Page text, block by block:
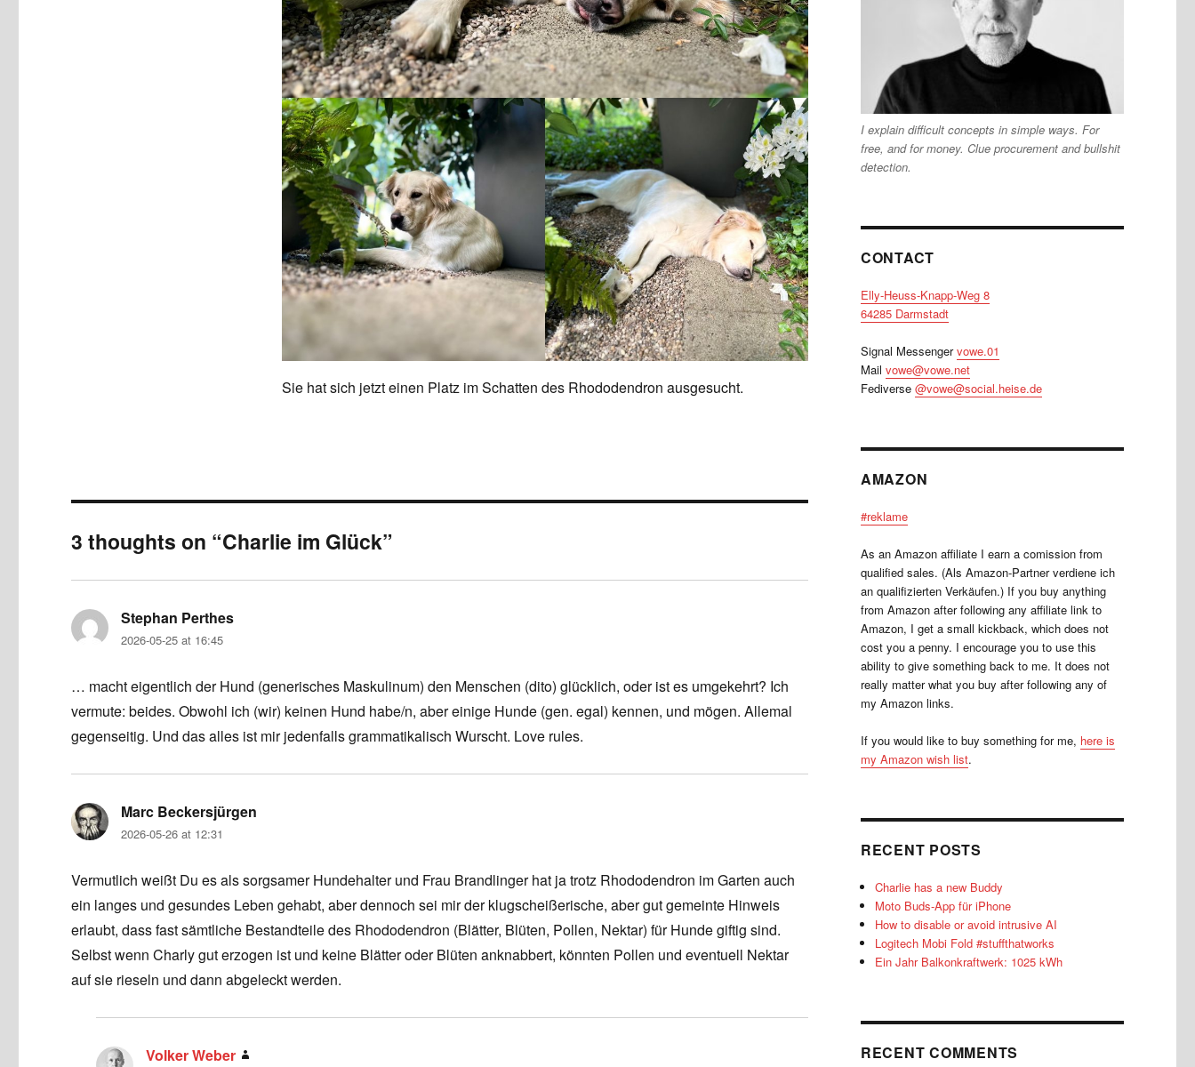
Sie hat sich jetzt einen Platz im Schatten des Rhododendron ausgesucht.
3 thoughts on “Charlie im Glück”
Stephan Perthes
2026-05-25 at 16:45
… macht eigentlich der Hund (generisches Maskulinum) den Menschen (dito) glücklich, oder ist es umgekehrt? Ich
vermute: beides. Obwohl ich (wir) keinen Hund habe/n, aber einige Hunde (gen. egal) kennen, und mögen. Allemal
gegenseitig. Und das alles ist mir jedenfalls grammatikalisch Wurscht. Love rules.
Marc Beckersjürgen
2026-05-26 at 12:31
Vermutlich weißt Du es als sorgsamer Hundehalter und Frau Brandlinger hat ja trotz Rhododendron im Garten auch
ein langes und gesundes Leben gehabt, aber dennoch sei mir der klugscheißerische, aber gut gemeinte Hinweis
erlaubt, dass fast sämtliche Bestandteile des Rhododendron (Blätter, Blüten, Pollen, Nektar) für Hunde giftig sind.
Selbst wenn Charly gut erzogen ist und keine Blätter oder Blüten anknabbert, könnten Pollen und eventuell Nektar
auf sie rieseln und dann abgeleckt werden.
Volker Weber
I explain difficult concepts in simple ways. For
free, and for money. Clue procurement and bullshit
detection.
CONTACT
Elly-Heuss-Knapp-Weg 8
64285 Darmstadt
Signal Messengervowe.01
Mail vowe@vowe.net
Fediverse @vowe@social.heise.de
AMAZON
#reklame
As an Amazon affiliate I earn a comission from
qualified sales. (Als Amazon-Partner verdiene ich
an qualifizierten Verkäufen.) If you buy anything
from Amazon after following any affiliate link to
Amazon, I get a small kickback, which does not
cost you a penny. I encourage you to use this
ability to give something back to me. It does not
really matter what you buy after following any of
my Amazon links.
If you would like to buy something for me, here is
my Amazon wish list.
RECENT POSTS
Charlie has a new Buddy
Moto Buds-App für iPhone
How to disable or avoid intrusive AI
Logitech Mobi Fold #stuffthatworks
Ein Jahr Balkonkraftwerk: 1025 kWh
RECENT COMMENTS